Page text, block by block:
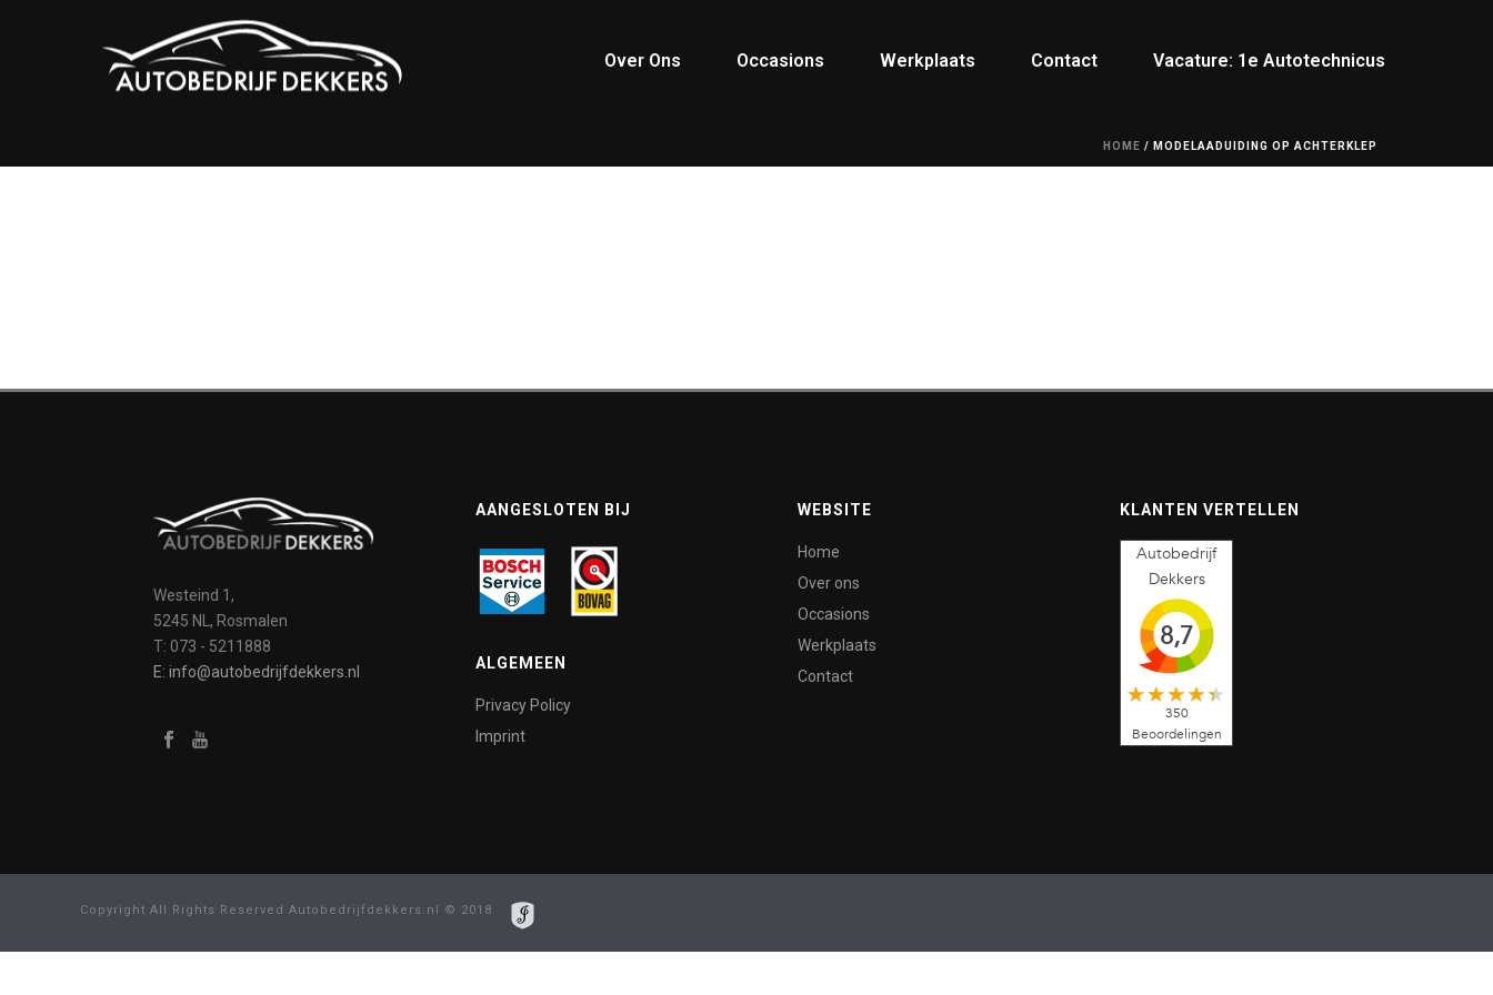
Over Ons Occasions Werkplaats Contact Vacature: 1e Autotechnicus
HOME / MODELAADUIDING OP ACHTERKLEP
Westeind 1,
5245 NL, Rosmalen
T: 073 - 5211888
E: info@autobedrijfdekkers.nl
AANGESLOTEN BIJ
ALGEMEEN
Privacy Policy
Imprint
WEBSITE
Home
Over ons
Occasions
Werkplaats
Contact
KLANTEN VERTELLEN
Autobedrijf
Dekkers
8,7
350
Beoordelingen
Copyright All Rights Reserved Autobedrijfdekkers.nl © 2018